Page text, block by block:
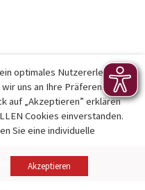
Kontakt
optimales Nutzererlebnis
uns an Ihre Präferenzen
auf „Akzeptieren” erklären
Cookies einverstanden.
Sie eine individuelle
Akzeptieren